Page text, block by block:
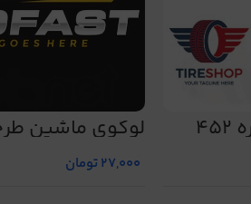
لوگوی ماشین طرح
27,000تومان